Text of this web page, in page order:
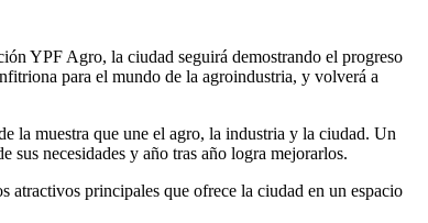
YPF Agro, la ciudad seguirá demostrando el progreso
para el mundo de la agroindustria, y volverá a
la muestra que une el agro, la industria y la ciudad. Un
necesidades y año tras año logra mejorarlos.
principales que ofrece la ciudad en un espacio